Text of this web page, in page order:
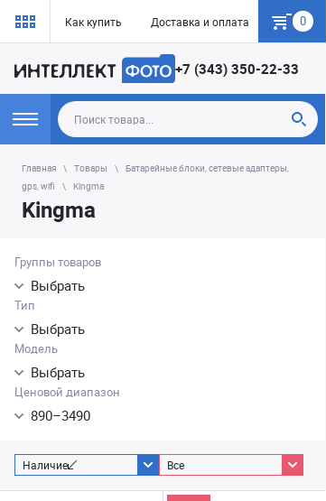
Как купить Доставка и оплата Гарантия
0
+7 (343) 350-22-33
Главная Товары
Батарейные блоки, сетевые адаптеры,
gps, wifi
Kingma
Kingma
Группы товаров
Выбрать
Тип
Выбрать
Модель
Выбрать
Ценовой диапазон
890–3490
Наличие Все